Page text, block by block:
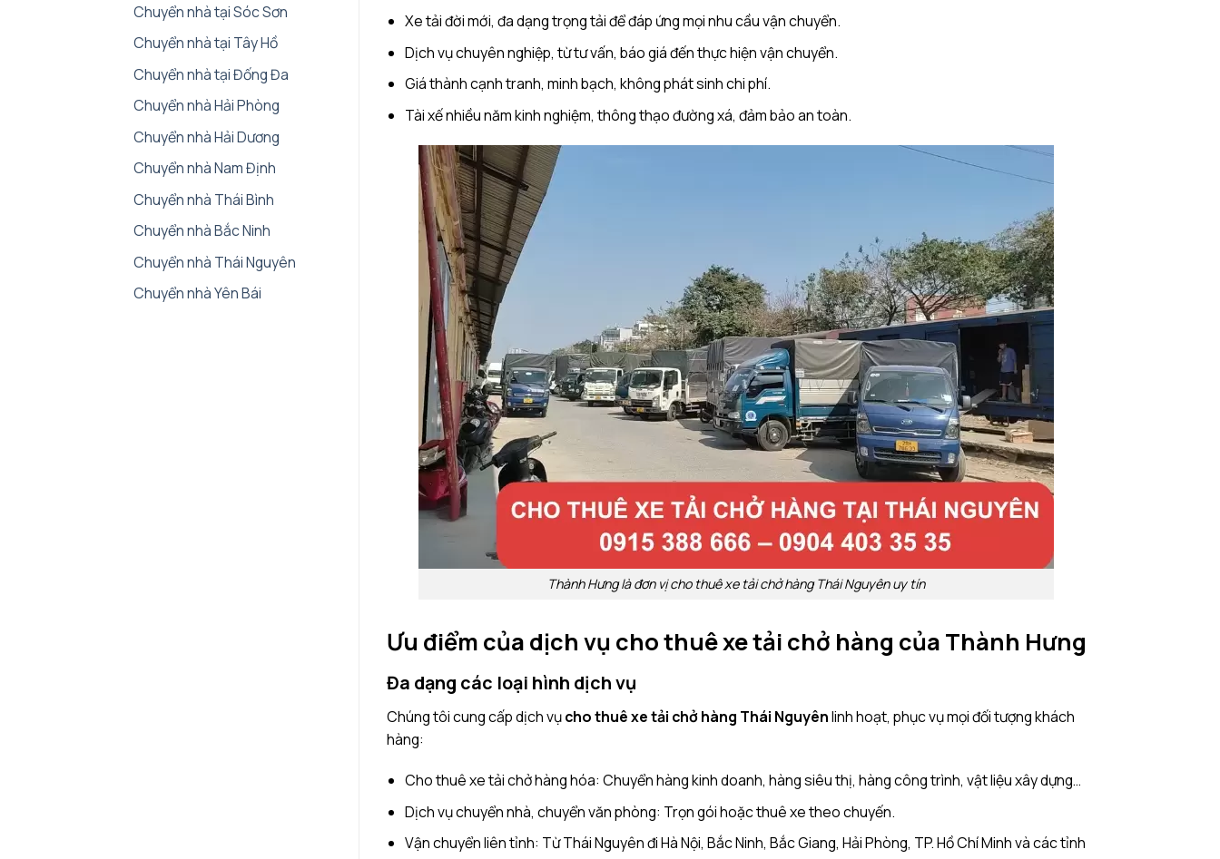
Chuyển nhà tại Sóc Sơn
Chuyển nhà tại Tây Hồ
Chuyển nhà tại Đống Đa
Chuyển nhà Hải Phòng
Chuyển nhà Hải Dương
Chuyển nhà Nam Định
Chuyển nhà Thái Bình
Chuyển nhà Bắc Ninh
Chuyển nhà Thái Nguyên
Chuyển nhà Yên Bái
Xe tải đời mới, đa dạng trọng tải để đáp ứng mọi nhu cầu vận chuyển.
Dịch vụ chuyên nghiệp, từ tư vấn, báo giá đến thực hiện vận chuyển.
Giá thành cạnh tranh, minh bạch, không phát sinh chi phí.
Tài xế nhiều năm kinh nghiệm, thông thạo đường xá, đảm bảo an toàn.
Thành Hưng là đơn vị cho thuê xe tải chở hàng Thái Nguyên uy tín
Ưu điểm của dịch vụ cho thuê xe tải chở hàng của Thành Hưng
Đa dạng các loại hình dịch vụ
Chúng tôi cung cấp dịch vụcho thuê xe tải chở hàng Thái Nguyênlinh hoạt, phục vụ mọi đối tượng khách
hàng:
Cho thuê xe tải chở hàng hóa: Chuyển hàng kinh doanh, hàng siêu thị, hàng công trình, vật liệu xây dựng…
Dịch vụ chuyển nhà, chuyển văn phòng: Trọn gói hoặc thuê xe theo chuyến.
Vận chuyển liên tỉnh: Từ Thái Nguyên đi Hà Nội, Bắc Ninh, Bắc Giang, Hải Phòng, TP. Hồ Chí Minh và các tỉnh